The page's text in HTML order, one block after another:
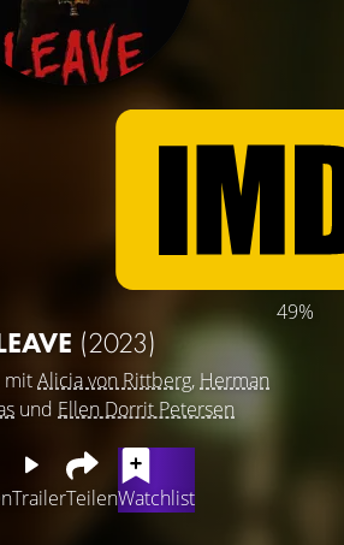
49%
(2023)
mitAlicia von Rittberg, Herman
und Ellen Dorrit Petersen
TrailerTeilenWatchlist